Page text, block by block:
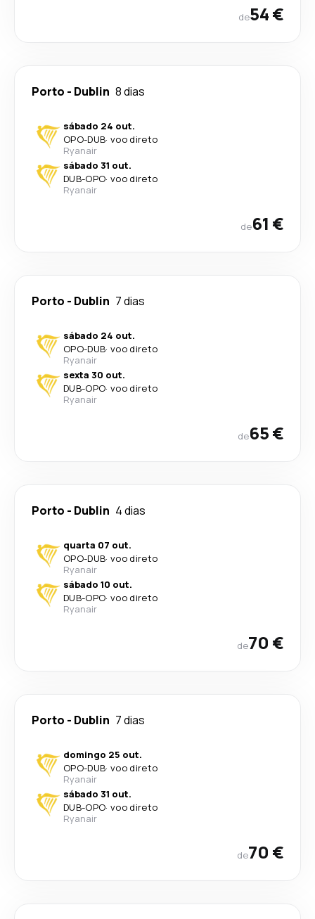
de54 €
Porto - Dublin 8 dias
sábado 24 out.
OPO-DUB· voo direto
Ryanair
sábado 31 out.
DUB-OPO· voo direto
Ryanair
de61 €
Porto - Dublin 7 dias
sábado 24 out.
OPO-DUB· voo direto
Ryanair
sexta 30 out.
DUB-OPO· voo direto
Ryanair
de65 €
Porto - Dublin 4 dias
quarta 07 out.
OPO-DUB· voo direto
Ryanair
sábado 10 out.
DUB-OPO· voo direto
Ryanair
de70 €
Porto - Dublin 7 dias
domingo 25 out.
OPO-DUB· voo direto
Ryanair
sábado 31 out.
DUB-OPO· voo direto
Ryanair
de70 €